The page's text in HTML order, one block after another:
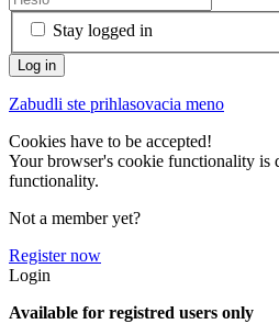
Stay logged in
Zabudli ste prihlasovacia meno
Cookies have to be accepted!
Your browser's cookie functionality is
functionality.
Not a member yet?
Register now
Login
Available for registred users only